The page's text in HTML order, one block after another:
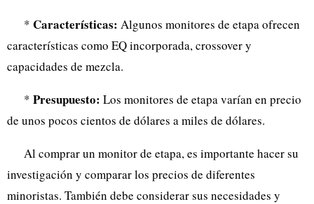
* Características: Algunos monitores de etapa ofrecen
características como EQ incorporada, crossover y
capacidades de mezcla.
* Presupuesto: Los monitores de etapa varían en precio
de unos pocos cientos de dólares a miles de dólares.
Al comprar un monitor de etapa, es importante hacer su
investigación y comparar los precios de diferentes
minoristas. También debe considerar sus necesidades y